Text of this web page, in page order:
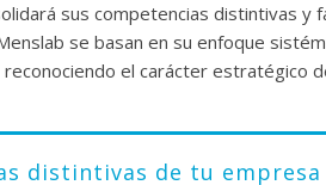
sus competencias distintivas y
se basan en su enfoque
el carácter estratégico
distintivas de tu empresa